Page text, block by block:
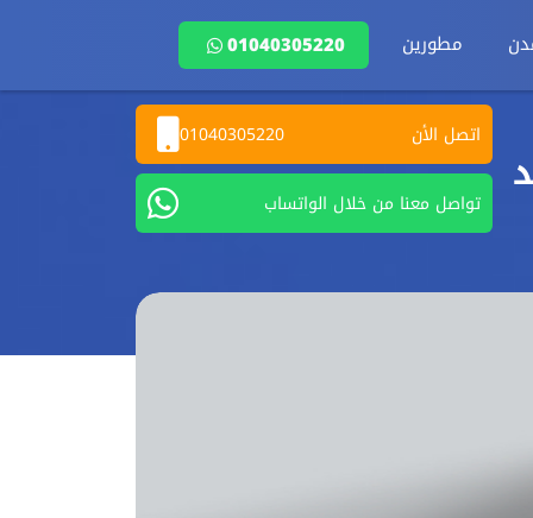
مطورين 01040305220
اتصل الأن 01040305220
تواصل معنا من خلال الواتساب